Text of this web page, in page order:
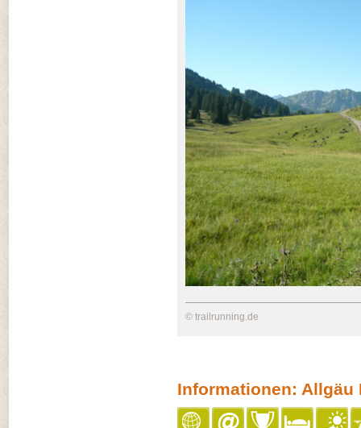
© trailrunning.de
Informationen: Allgäu